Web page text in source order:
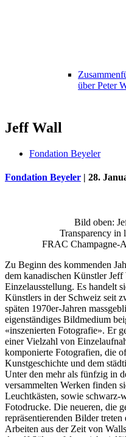
über Peter
Uli
Harald Schwiers
Jeff Wall
Fondation Beyeler
Fondation Beyeler | 28.
Bild oben:
Transparency in
FRAC Champagne-
Zu Beginn des kommenden
dem kanadischen Künstler
Einzelausstellung. Es handelt
Künstlers in der Schweiz seit
späten 1970er-Jahren
eigenständiges Bildmedium
«inszenierten Fotografie». Er
einer Vielzahl von
komponierte Fotografien, die
Kunstgeschichte und dem
Unter den mehr als fünfzig in
versammelten Werken finden
Leuchtkästen, sowie schwarz-
Fotodrucke. Die neueren, die
repräsentierenden Bilder
Arbeiten aus der Zeit von